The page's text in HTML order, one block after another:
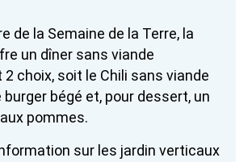
de la Semaine de la Terre, la
un dîner sans viande
choix, soit le Chili sans viande
burger bégé et, pour dessert, un
pommes.
sur les jardin verticaux